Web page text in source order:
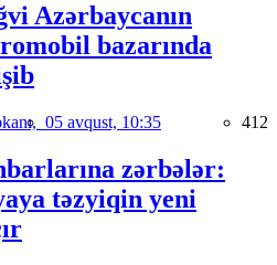
Azərbaycanın
bazarında
05 avqust, 10:35 412
zərbələr:
təzyiqin yeni